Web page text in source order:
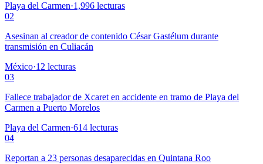
Playa del Carmen·1,996 lecturas
02
Asesinan al creador de contenido César Gastélum durante
transmisión en Culiacán
México·12 lecturas
03
Fallece trabajador de Xcaret en accidente en tramo de Playa del
Carmen a Puerto Morelos
Playa del Carmen·614 lecturas
04
Reportan a 23 personas desaparecidas en Quintana Roo